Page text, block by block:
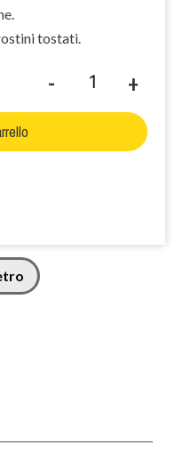
tostati.
- +